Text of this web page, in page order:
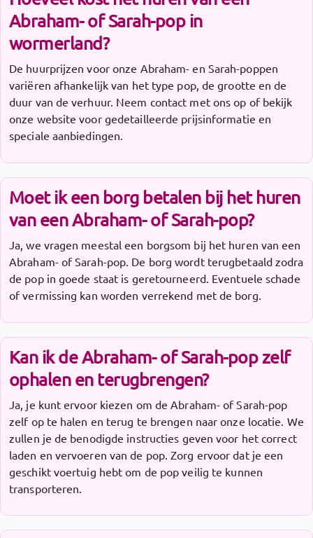
Abraham- of Sarah-pop in
wormerland?
De huurprijzen voor onze Abraham- en Sarah-poppen
variëren afhankelijk van het type pop, de grootte en de
duur van de verhuur. Neem contact met ons op of bekijk
onze website voor gedetailleerde prijsinformatie en
speciale aanbiedingen.
Moet ik een borg betalen bij het huren
van een Abraham- of Sarah-pop?
Ja, we vragen meestal een borgsom bij het huren van een
Abraham- of Sarah-pop. De borg wordt terugbetaald zodra
de pop in goede staat is geretourneerd. Eventuele schade
of vermissing kan worden verrekend met de borg.
Kan ik de Abraham- of Sarah-pop zelf
ophalen en terugbrengen?
Ja, je kunt ervoor kiezen om de Abraham- of Sarah-pop
zelf op te halen en terug te brengen naar onze locatie. We
zullen je de benodigde instructies geven voor het correct
laden en vervoeren van de pop. Zorg ervoor dat je een
geschikt voertuig hebt om de pop veilig te kunnen
transporteren.